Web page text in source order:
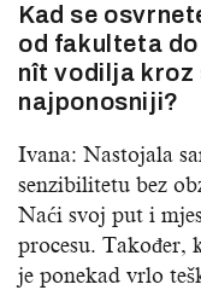
Kad se
od fakulteta
nît vodilja kroz
najponosniji?
Ivana: Nastojala
senzibilitetu bez
Naći svoj put i
procesu.
je ponekad vrlo